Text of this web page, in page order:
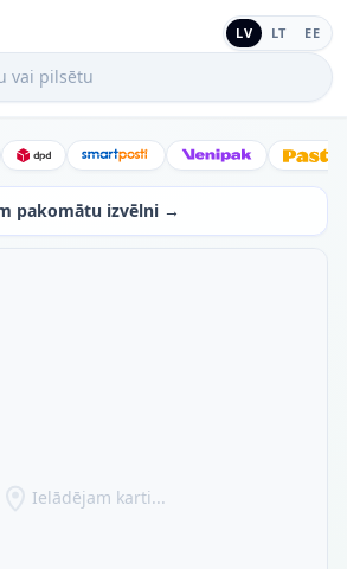
LV LT EE
pilsētu
DPD SmartPostiVenipak
pakomātu izvēlni →
Ielādējam karti...